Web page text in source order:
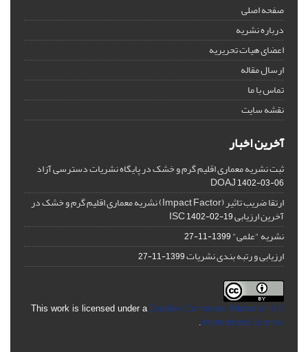
صفحه اصلی
درباره نشریه
اعضای هیات تحریریه
ارسال مقاله
تماس با ما
نقشه سایت
آخرین اخبار
ثبت نشریه معماری اقلیم گرم و خشک در پایگاه نشریات دسترسی آزاد
DOAJ1402-03-06
ارتقا ضریب تاثیر (Impact Factor) نشریه معماری اقلیم گرم و خشک در
آخرین ارزیابی ISC1402-02-19
نشریه "علمی"1399-11-27
ارزیابی و رتبه بندی نشریات1399-11-27
This work is licensed under a Creative Commons Attribution 4.0
International License
.